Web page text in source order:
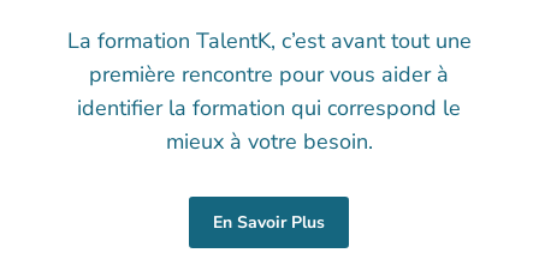
La formation TalentK, c’est avant tout une
première rencontre pour vous aider à
identifier la formation qui correspond le
mieux à votre besoin.
En Savoir Plus